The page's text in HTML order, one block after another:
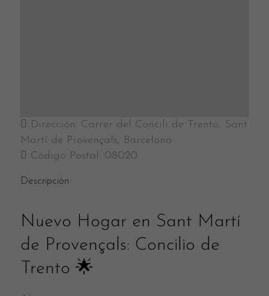
Dirección: Carrer del Concili de Trento, Sant
Martí de Provençals, Barcelona
Código Postal: 08020
Descripción
Nuevo Hogar en Sant Martí
de Provençals: Concilio de
Trento 🌟